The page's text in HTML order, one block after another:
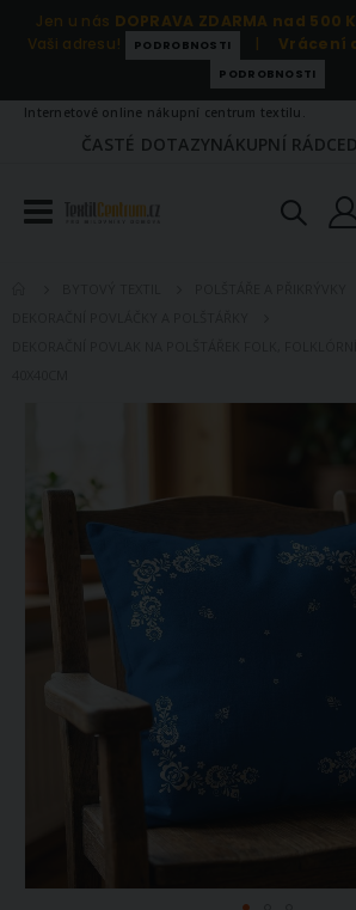
Jen u nás DOPRAVA ZDARMA nad 500
Vaši adresu!
PODROBNOSTI | Vrácení
PODROBNOSTI
Internetové online nákupní centrum textilu.
ČASTÉ DOTAZYNÁKUPNÍ RÁDCE
galerie